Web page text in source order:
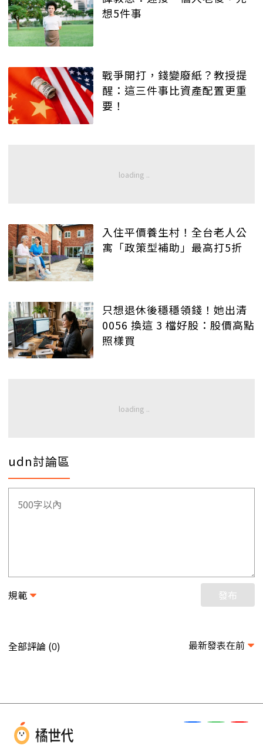
想5件事
戰爭開打，錢變廢紙？教授提
醒：這三件事比資產配置更重
要！
入住平價養生村！全台老人公
寓「政策型補助」最高打5折
只想退休後穩穩領錢！她出清
0056 換這 3 檔好股：股價高點
照樣買
udn討論區
規範 發布
全部評論 (0) 最新發表在前